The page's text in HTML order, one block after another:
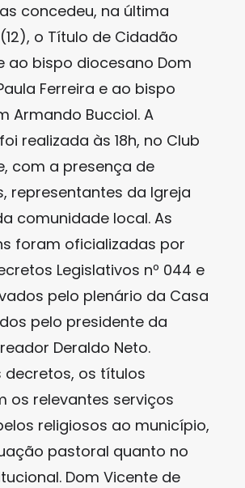
concedeu, na última
o Título de Cidadão
ao bispo diocesano Dom
Ferreira e ao bispo
Armando Bucciol. A
realizada às 18h, no Club
com a presença de
representantes da Igreja
comunidade local. As
foram oficializadas por
Legislativos nº 044 e
pelo plenário da Casa
pelo presidente da
Deraldo Neto.
decretos, os títulos
os relevantes serviços
religiosos ao município,
pastoral quanto no
Dom Vicente de